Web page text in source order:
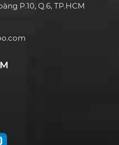
P.10, Q.6, TP.HCM